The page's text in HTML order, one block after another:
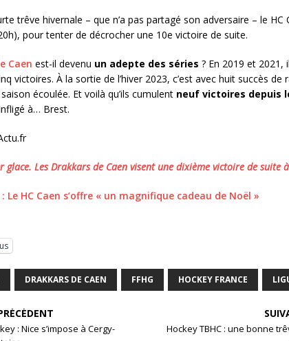
trêve hivernale – que n’a pas partagé son adversaire – le
pour tenter de décrocher une 10e victoire de suite.
Caen est-il devenu un adepte des séries ? En 2019 et 2021,
victoires. À la sortie de l’hiver 2023, c’est avec huit succès de
écoulée. Et voilà qu’ils cumulent neuf victoires depuis
à… Brest.
glace. Les Drakkars de Caen visent une dixième victoire de suite
Le HC Caen s’offre « un magnifique cadeau de Noël »
DRAKKARS DE CAEN FFHG HOCKEY FRANCE
: Nice s’impose à Cergy-
Hockey TBHC : une bonne